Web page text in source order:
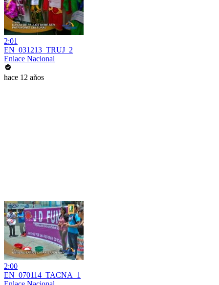
2:01
EN_031213_TRUJ_2
Enlace Nacional
hace 12 años
2:00
EN_070114_TACNA_1